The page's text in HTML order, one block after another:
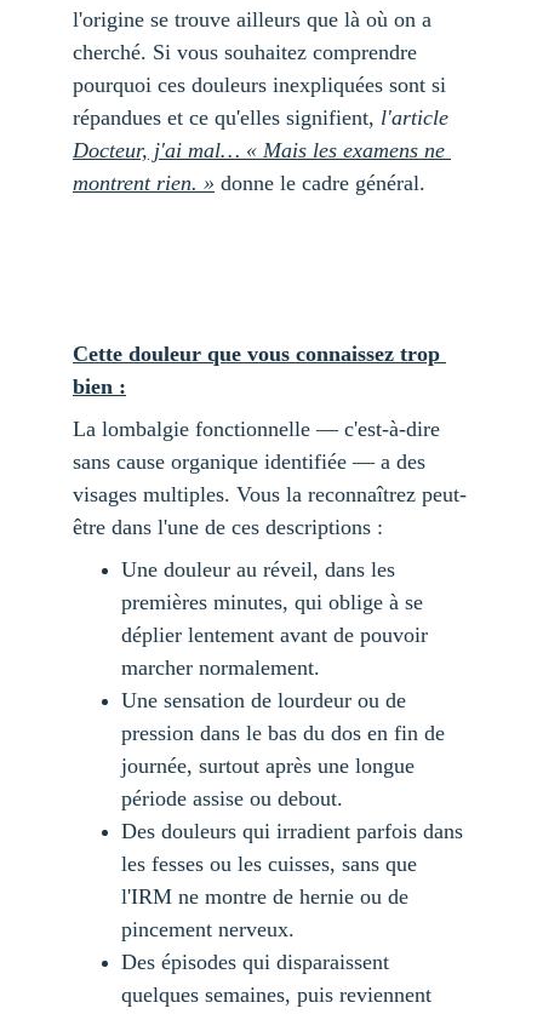
l'origine se trouve ailleurs que là où on a
cherché. Si vous souhaitez comprendre
pourquoi ces douleurs inexpliquées sont si
répandues et ce qu'elles signifient, l'article
Docteur, j'ai mal… « Mais les examens ne
montrent rien. » donne le cadre général.
Cette douleur que vous connaissez trop
bien :
La lombalgie fonctionnelle — c'est-à-dire
sans cause organique identifiée — a des
visages multiples. Vous la reconnaîtrez peut-
être dans l'une de ces descriptions :
Une douleur au réveil, dans les
premières minutes, qui oblige à se
déplier lentement avant de pouvoir
marcher normalement.
Une sensation de lourdeur ou de
pression dans le bas du dos en fin de
journée, surtout après une longue
période assise ou debout.
Des douleurs qui irradient parfois dans
les fesses ou les cuisses, sans que
l'IRM ne montre de hernie ou de
pincement nerveux.
Des épisodes qui disparaissent
quelques semaines, puis reviennent